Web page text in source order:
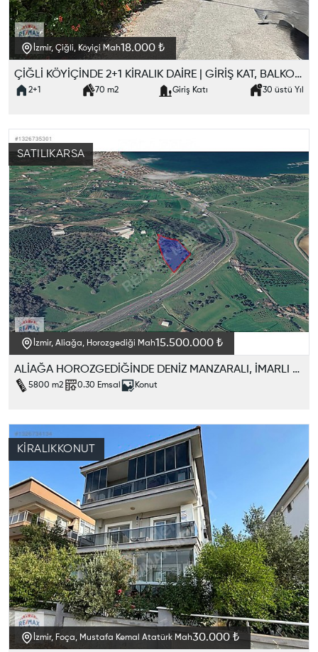
İzmir, Çiğli, Köyiçi Mah18.000 ₺
ÇİĞLİ KÖYİÇİNDE 2+1 KİRALIK DAİRE | GİRİŞ KAT, BALKONLU, BOŞ
2+1 70 m2 Giriş Katı 30 üstü Yıl
İzmir, Aliağa, Horozgediği Mah15.500.000 ₺
ALİAĞA HOROZGEDİĞİNDE DENİZ MANZARALI, İMARLI SATILIK ARAZİ
5800 m2 0.30 Emsal Konut
SATILIKARSA
İzmir, Foça, Mustafa Kemal Atatürk Mah30.000 ₺
KIRALIKKONUT